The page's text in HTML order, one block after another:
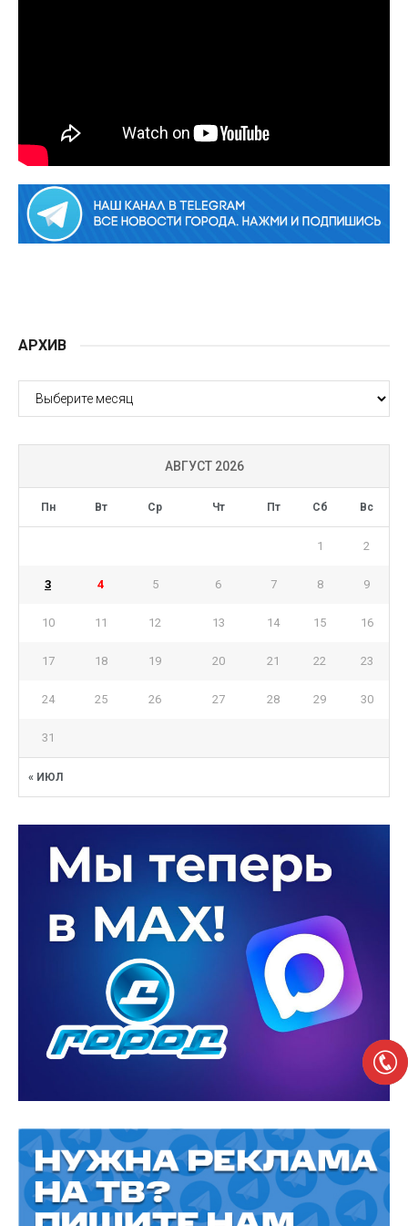
АРХИВ
АРХИВ
АВГУСТ 2026
Пн Вт Ср Чт Пт Сб Вс
« ИЮЛ
1 2
3 4 5 6 7 8 9
10 11 12 13 14 15 16
17 18 19 20 21 22 23
24 25 26 27 28 29 30
31